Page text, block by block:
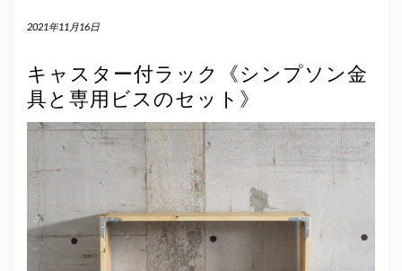
2021年11月16日
キャスター付ラック《シンプソン金
具と専用ビスのセット》